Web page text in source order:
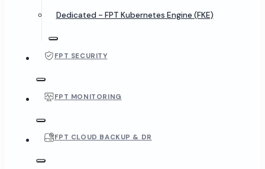
Dedicated - FPT Kubernetes Engine (FKE)
FPT SECURITY
FPT MONITORING
FPT CLOUD BACKUP & DR